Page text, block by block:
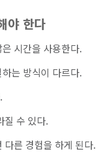
야 한다
시간을 사용한다.
는 방식이 다르다.
질 수 있다.
다른 경험을 하게 된다.